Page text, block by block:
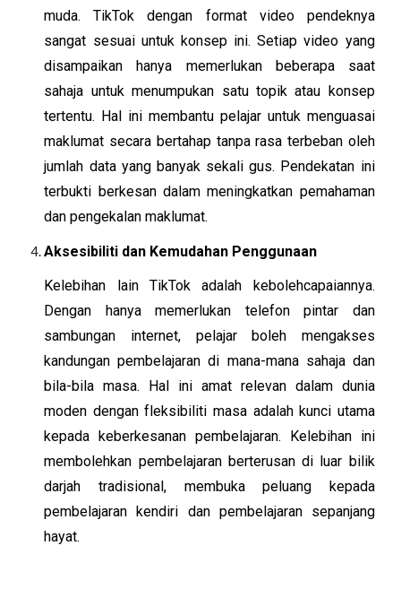
muda. TikTok dengan format video pendeknya
sangat sesuai untuk konsep ini. Setiap video yang
disampaikan hanya memerlukan beberapa saat
sahaja untuk menumpukan satu topik atau konsep
tertentu. Hal ini membantu pelajar untuk menguasai
maklumat secara bertahap tanpa rasa terbeban oleh
jumlah data yang banyak sekali gus. Pendekatan ini
terbukti berkesan dalam meningkatkan pemahaman
dan pengekalan maklumat.
Aksesibiliti dan Kemudahan Penggunaan
Kelebihan lain TikTok adalah kebolehcapaiannya.
Dengan hanya memerlukan telefon pintar dan
sambungan internet, pelajar boleh mengakses
kandungan pembelajaran di mana-mana sahaja dan
bila-bila masa. Hal ini amat relevan dalam dunia
moden dengan fleksibiliti masa adalah kunci utama
kepada keberkesanan pembelajaran. Kelebihan ini
membolehkan pembelajaran berterusan di luar bilik
darjah tradisional, membuka peluang kepada
pembelajaran kendiri dan pembelajaran sepanjang
hayat.